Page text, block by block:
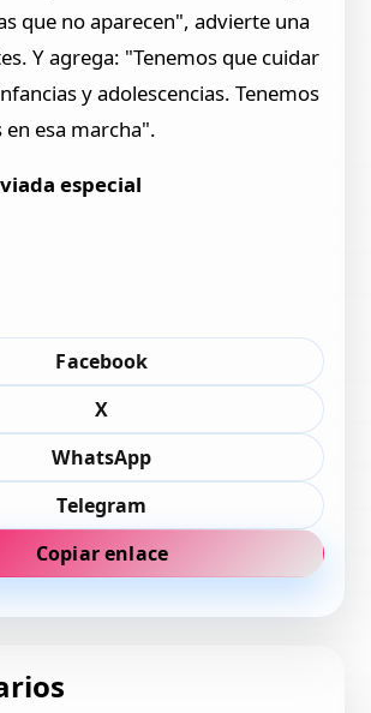
que no aparecen", advierte una
Y agrega: "Tenemos que cuidar
y adolescencias. Tenemos
en esa marcha".
especial
Facebook
X
WhatsApp
Telegram
Copiar enlace